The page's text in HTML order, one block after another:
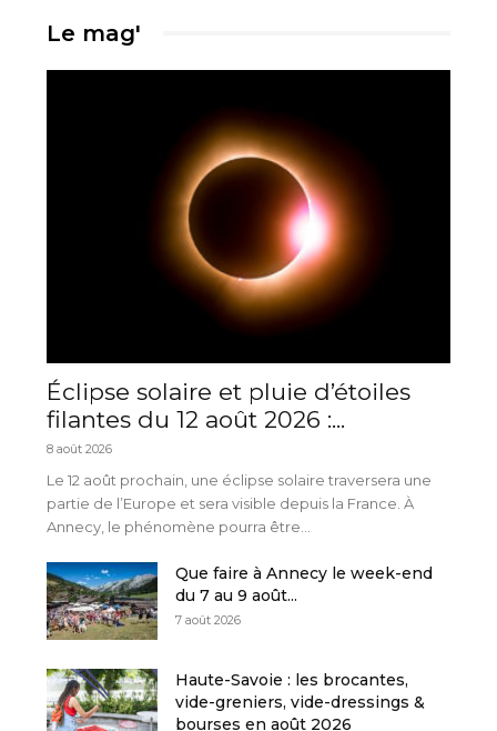
Le mag'
Éclipse solaire et pluie d’étoiles
filantes du 12 août 2026 :...
8 août 2026
Le 12 août prochain, une éclipse solaire traversera une
partie de l’Europe et sera visible depuis la France. À
Annecy, le phénomène pourra être...
Que faire à Annecy le week-end
du 7 au 9 août...
7 août 2026
Haute-Savoie : les brocantes,
vide-greniers, vide-dressings &
bourses en août 2026